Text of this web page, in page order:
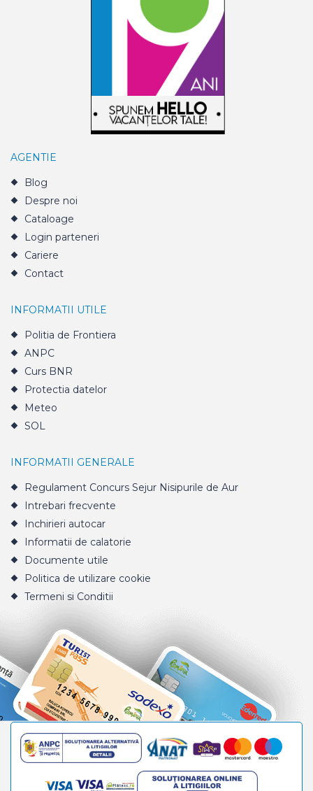
AGENTIE
Blog
Despre noi
Cataloage
Login parteneri
Cariere
Contact
INFORMATII UTILE
Politia de Frontiera
ANPC
Curs BNR
Protectia datelor
Meteo
SOL
INFORMATII GENERALE
Regulament Concurs Sejur Nisipurile de Aur
Intrebari frecvente
Inchirieri autocar
Informatii de calatorie
Documente utile
Politica de utilizare cookie
Termeni si Conditii